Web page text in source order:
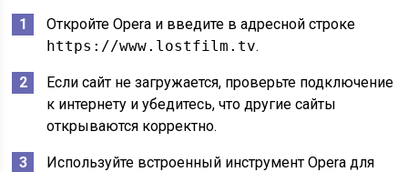
Откройте Opera и введите в адресной строке
https://www.lostfilm.tv.
Если сайт не загружается, проверьте подключение
к интернету и убедитесь, что другие сайты
открываются корректно.
Используйте встроенный инструмент Opera для